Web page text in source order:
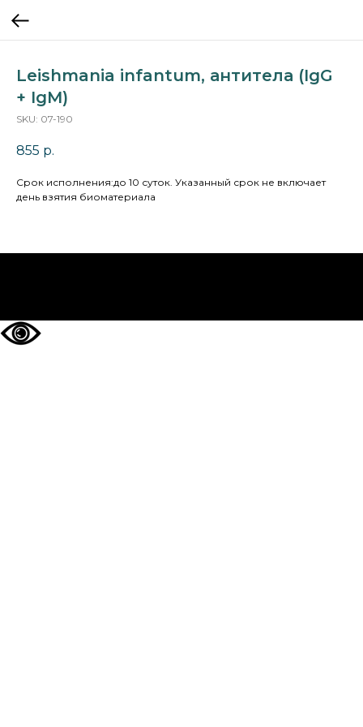
Leishmania infantum, антитела (IgG
+ IgM)
SKU: 07-190
855 р.
Cрок исполнения:до 10 суток. Указанный срок не включает
день взятия биоматериала